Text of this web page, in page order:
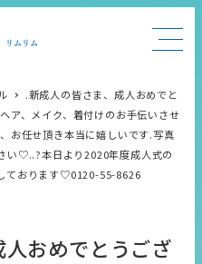
.新成人の皆さま、成人おめでと
ア、メイク、着付けのお手伝いさせ
お任せ頂き本当に嬉しいです.写真
い♡..?本日より2020年度成人式の
ております♡️0120-55-8626
おめでとうござ